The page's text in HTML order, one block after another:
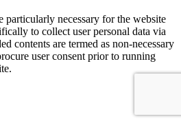
particularly necessary for the website
to collect user personal data via
contents are termed as non-necessary
user consent prior to running